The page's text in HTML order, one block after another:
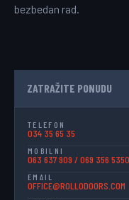
bezbedan rad.
ZATRAŽITE PONUDU
TELEFON
034 35 65 35
MOBILNI
063 637 909 /069 356 5350
EMAIL
OFFICE@ROLLODOORS.COM